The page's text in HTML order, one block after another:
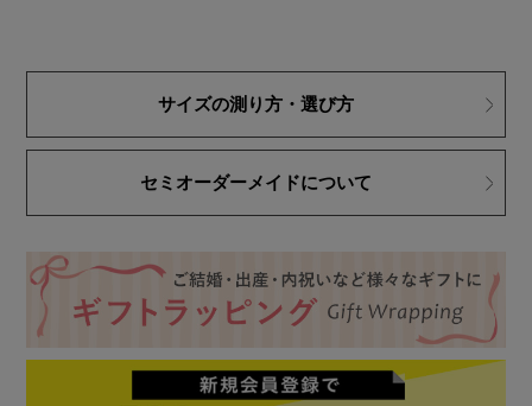
サイズの測り方・選び方
セミオーダーメイドについて